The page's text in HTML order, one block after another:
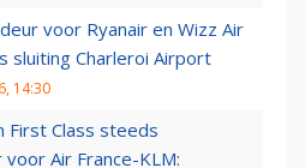
voor Ryanair en Wizz Air
sluiting Charleroi Airport
14:30
First Class steeds
Air France-KLM: